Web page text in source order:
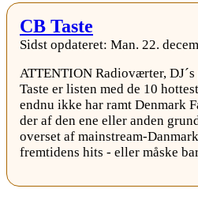
CB Taste
Sidst opdateret: Man. 22.
ATTENTION Radioværter,
Taste er listen med de 10
endnu ikke har ramt Denmark
der af den ene eller anden
overset af mainstream-
fremtidens hits - eller måske